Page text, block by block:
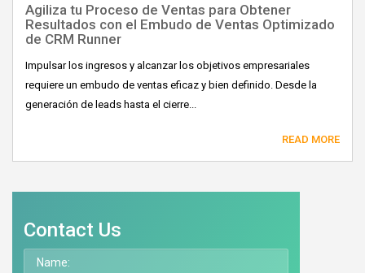
Agiliza tu Proceso de Ventas para Obtener
Resultados con el Embudo de Ventas Optimizado
de CRM Runner
Impulsar los ingresos y alcanzar los objetivos empresariales
requiere un embudo de ventas eficaz y bien definido. Desde la
generación de leads hasta el cierre...
READ MORE
Contact Us